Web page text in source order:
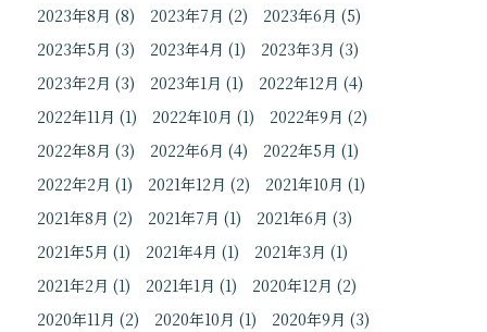
2023年8月 (8) 2023年7月 (2) 2023年6月 (5)
2023年5月 (3) 2023年4月 (1) 2023年3月 (3)
2023年2月 (3) 2023年1月 (1) 2022年12月 (4)
2022年11月 (1) 2022年10月 (1) 2022年9月 (2)
2022年8月 (3) 2022年6月 (4) 2022年5月 (1)
2022年2月 (1) 2021年12月 (2) 2021年10月 (1)
2021年8月 (2) 2021年7月 (1) 2021年6月 (3)
2021年5月 (1) 2021年4月 (1) 2021年3月 (1)
2021年2月 (1) 2021年1月 (1) 2020年12月 (2)
2020年11月 (2) 2020年10月 (1) 2020年9月 (3)